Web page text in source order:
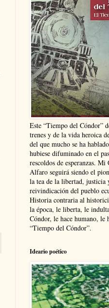
Este “Tiempo del Cóndor”
trenes y de la vida heroica
del que mucho se ha
hubiese difuminado en el
rescoldos de esperanzas.
Alfaro seguirá siendo el
la tea de la libertad, justicia
reivindicación del pueblo
Historia contraria al
la época, le liberta, le
Cóndor, le hace humano, le
“Tiempo del Cóndor”.
Ideario poético